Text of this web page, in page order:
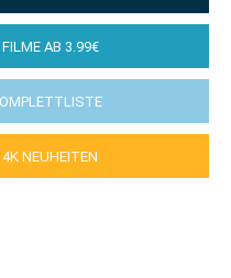
AB 3.99€
NEUHEITEN